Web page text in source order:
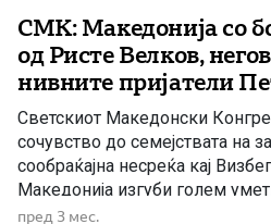
СМК: Македонија со
од Ристе Велков,
нивните пријатели
Светскиот Македонски
сочувство до семејствата на
сообраќајна несреќа кај
Македонија изгуби голем
а македонската оперска сцена
пред 3 мес.